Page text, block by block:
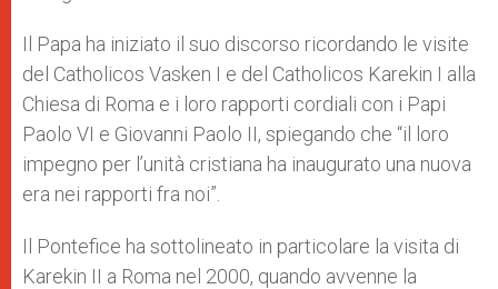
Il Papa ha iniziato il suo discorso ricordando le visite
del Catholicos Vasken I e del Catholicos Karekin I alla
Chiesa di Roma e i loro rapporti cordiali con i Papi
Paolo VI e Giovanni Paolo II, spiegando che “il loro
impegno per l’unità cristiana ha inaugurato una nuova
era nei rapporti fra noi”.
Il Pontefice ha sottolineato in particolare la visita di
Karekin II a Roma nel 2000, quando avvenne la